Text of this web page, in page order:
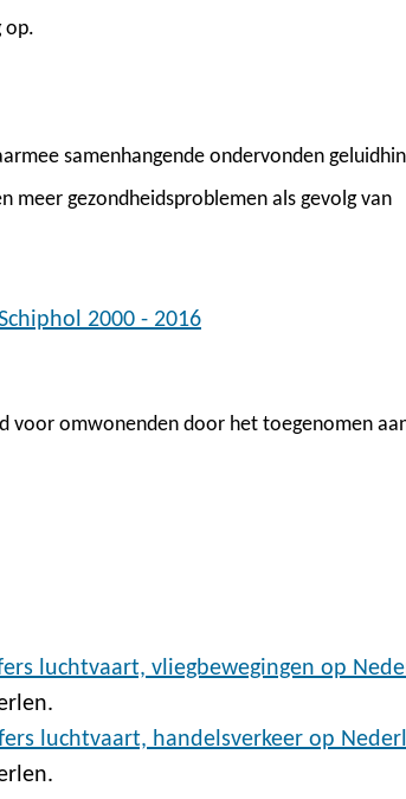
op.
samenhangende ondervonden
meer gezondheidsproblemen als gevolg van
2000 - 2016
voor omwonenden door het toegenomen
luchtvaart, vliegbewegingen op
luchtvaart, handelsverkeer op